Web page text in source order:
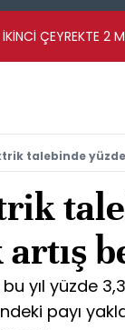
ÇEYREKTE 2
talebinde
yıl yüzde
payı